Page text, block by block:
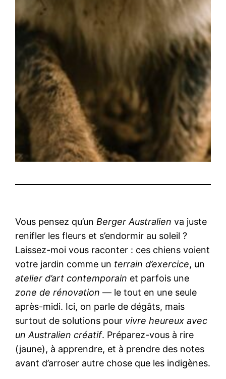
Vous pensez qu’un Berger Australien va juste
renifler les fleurs et s’endormir au soleil ?
Laissez-moi vous raconter : ces chiens voient
votre jardin comme un terrain d’exercice, un
atelier d’art contemporain et parfois une
zone de rénovation — le tout en une seule
après-midi. Ici, on parle de dégâts, mais
surtout de solutions pour vivre heureux avec
un Australien créatif. Préparez-vous à rire
(jaune), à apprendre, et à prendre des notes
avant d’arroser autre chose que les indigènes.